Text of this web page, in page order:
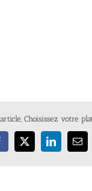
Choisissez votre
X LinkedIn